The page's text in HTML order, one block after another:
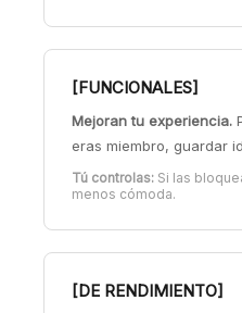
[FUNCIONALES]
Mejoran tu experiencia.
eras miembro, guardar
Tú controlas: Si las
menos cómoda.
[DE RENDIMIENTO]